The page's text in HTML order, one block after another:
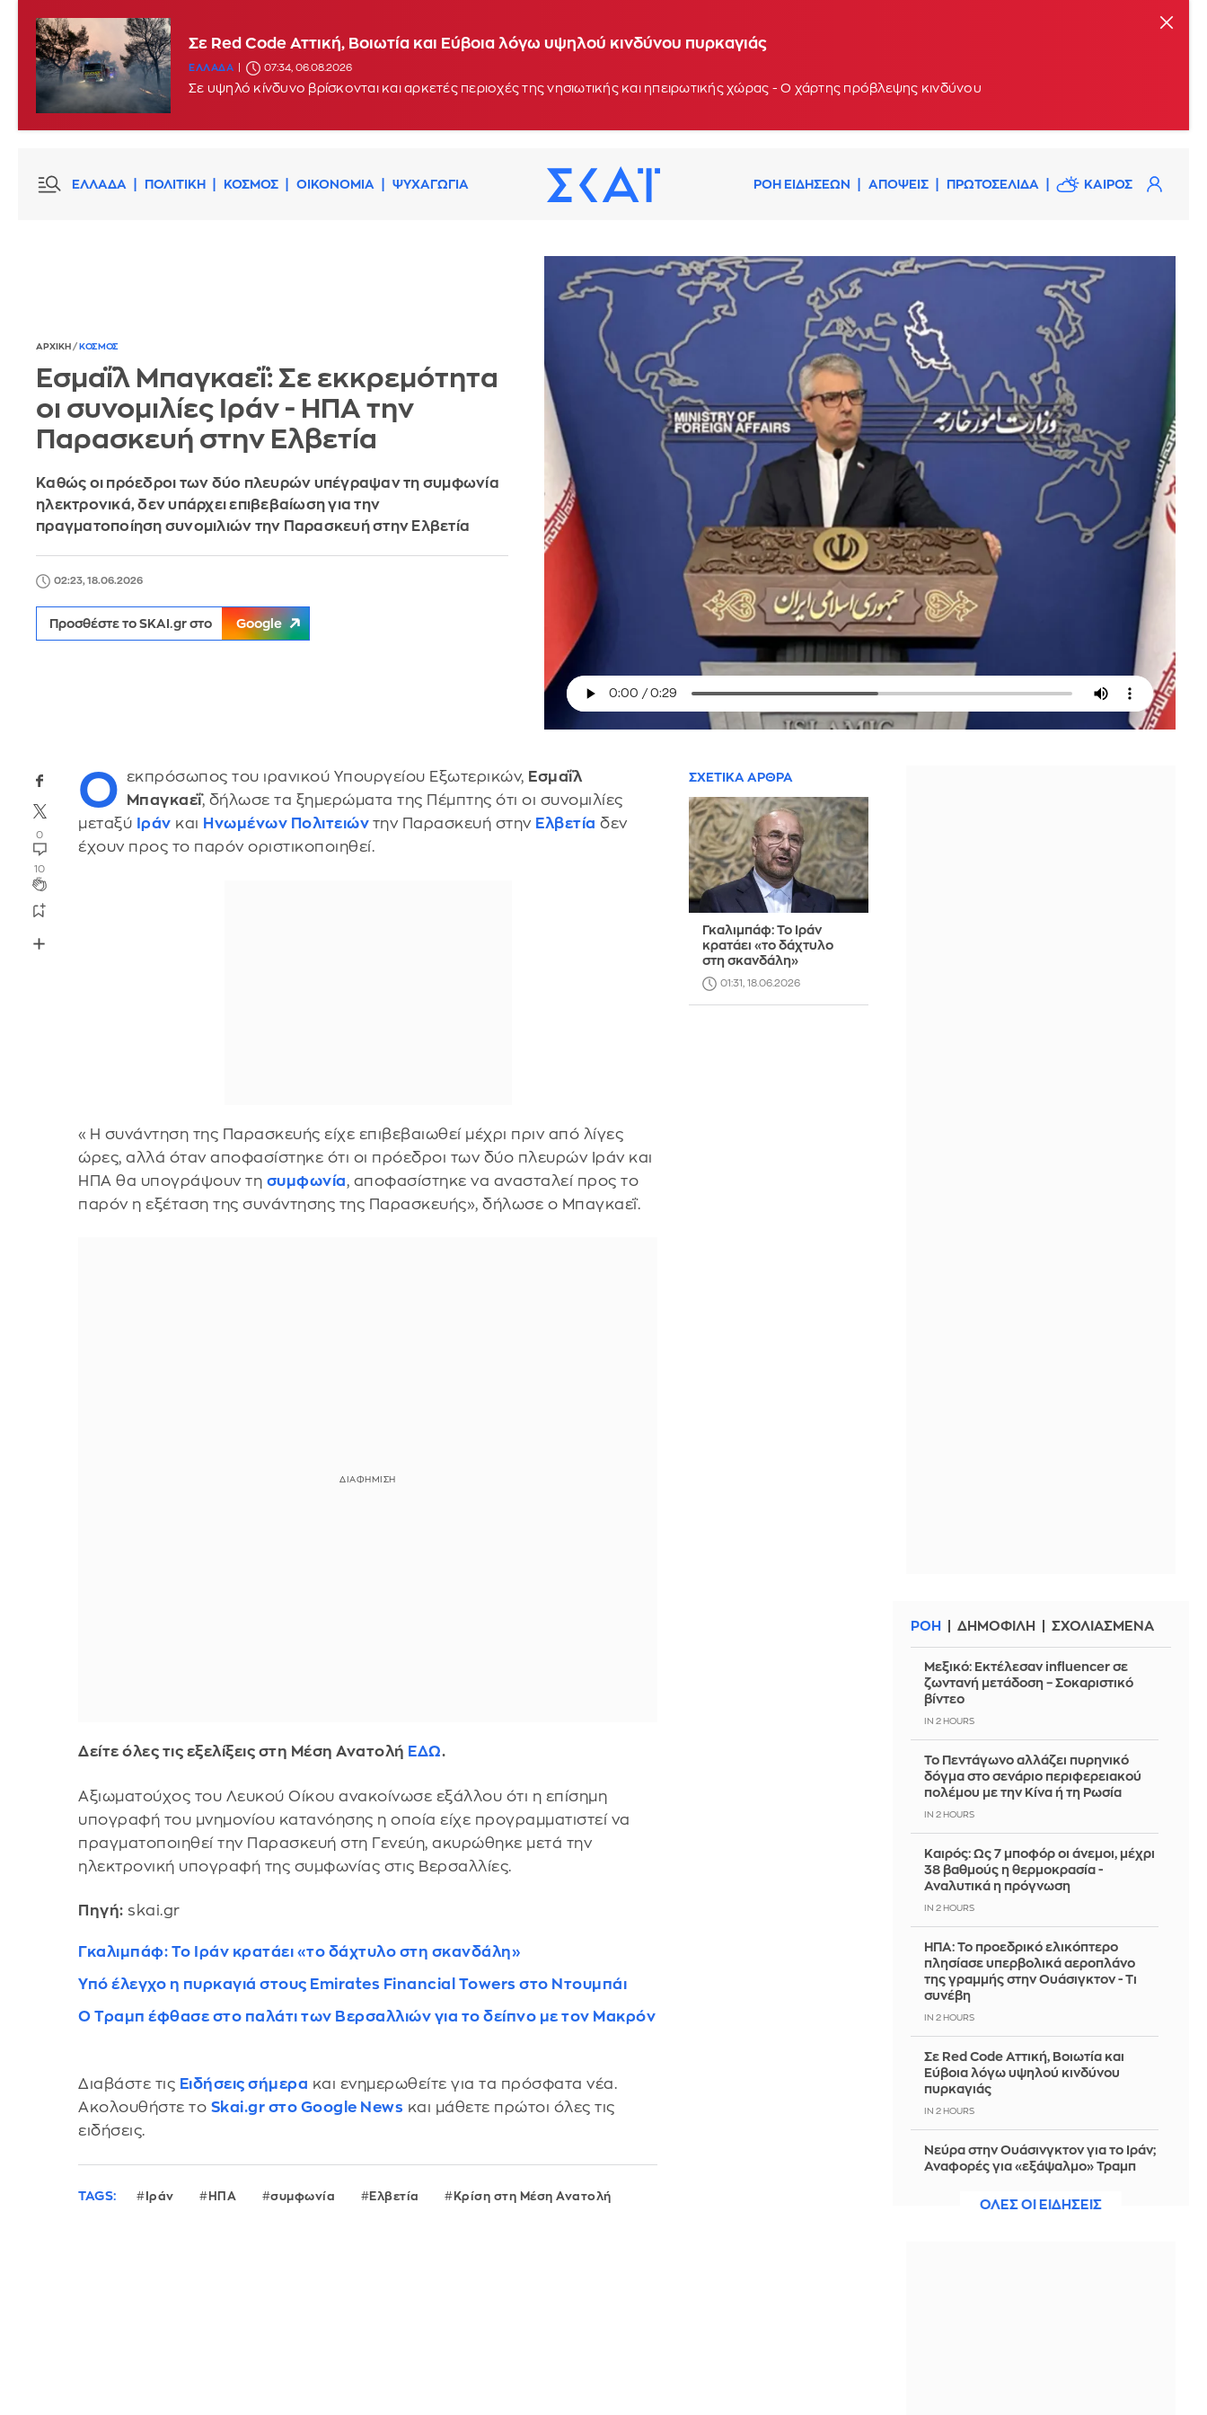
Σε Red Code Αττική, Βοιωτία και Εύβοια λόγω υψηλού κινδύνου πυρκαγιάς
ΕΛΛΑΔΑ 07:34, 06.08.2026
Σε υψηλό κίνδυνο βρίσκονται και αρκετές περιοχές της νησιωτικής και ηπειρωτικής χώρας - Ο χάρτης πρόβλεψης κινδύνου
ΕΛΛΑΔΑ ΠΟΛΙΤΙΚΗ ΚΟΣΜΟΣ ΟΙΚΟΝΟΜΙΑ ΨΥΧΑΓΩΓΙΑ ΡΟΗ ΕΙΔΗΣΕΩΝ ΑΠΟΨΕΙΣ ΠΡΩΤΟΣΕΛΙΔΑ ΚΑΙΡΟΣ
ΑΡΧΙΚΗ / ΚΟΣΜΟΣ
Εσμαΐλ Μπαγκαεΐ: Σε εκκρεμότητα
οι συνομιλίες Ιράν - ΗΠΑ την
Παρασκευή στην Ελβετία
Καθώς οι πρόεδροι των δύο πλευρών υπέγραψαν τη συμφωνία
ηλεκτρονικά, δεν υπάρχει επιβεβαίωση για την
πραγματοποίηση συνομιλιών την Παρασκευή στην Ελβετία
02:23, 18.06.2026
Προσθέστε το SKAI.gr στο Google
0
10
Ο εκπρόσωπος του ιρανικού Υπουργείου Εξωτερικών, Εσμαΐλ
Μπαγκαεΐ, δήλωσε τα ξημερώματα της Πέμπτης ότι οι συνομιλίες
μεταξύ Ιράν και Ηνωμένων Πολιτειών την Παρασκευή στην Ελβετία δεν
έχουν προς το παρόν οριστικοποιηθεί.
«Η συνάντηση της Παρασκευής είχε επιβεβαιωθεί μέχρι πριν από λίγες
ώρες, αλλά όταν αποφασίστηκε ότι οι πρόεδροι των δύο πλευρών Ιράν και
ΗΠΑ θα υπογράψουν τη συμφωνία, αποφασίστηκε να ανασταλεί προς το
παρόν η εξέταση της συνάντησης της Παρασκευής», δήλωσε ο Μπαγκαεΐ.
Δείτε όλες τις εξελίξεις στη Μέση Ανατολή ΕΔΩ.
Αξιωματούχος του Λευκού Οίκου ανακοίνωσε εξάλλου ότι η επίσημη
υπογραφή του μνημονίου κατανόησης η οποία είχε προγραμματιστεί να
πραγματοποιηθεί την Παρασκευή στη Γενεύη, ακυρώθηκε μετά την
ηλεκτρονική υπογραφή της συμφωνίας στις Βερσαλλίες.
Πηγή: skai.gr
Γκαλιμπάφ: Το Ιράν κρατάει «το δάχτυλο στη σκανδάλη»
Υπό έλεγχο η πυρκαγιά στους Emirates Financial Towers στο Ντουμπάι
Ο Τραμπ έφθασε στο παλάτι των Βερσαλλιών για το δείπνο με τον Μακρόν
Διαβάστε τις Ειδήσεις σήμερα και ενημερωθείτε για τα πρόσφατα νέα.
Ακολουθήστε το Skai.gr στο Google News και μάθετε πρώτοι όλες τις
ειδήσεις.
TAGS: Ιράν ΗΠΑ συμφωνία Ελβετία Κρίση στη Μέση Ανατολή
ΣΧΕΤΙΚΑ ΑΡΘΡΑ
Γκαλιμπάφ: Το Ιράν
κρατάει «το δάχτυλο
στη σκανδάλη»
01:31, 18.06.2026
ΡΟΗ ΔΗΜΟΦΙΛΗ ΣΧΟΛΙΑΣΜΕΝΑ
Μεξικό: Εκτέλεσαν influencer σε
ζωντανή μετάδοση – Σοκαριστικό
βίντεο
IN 2 HOURS
Το Πεντάγωνο αλλάζει πυρηνικό
δόγμα στο σενάριο περιφερειακού
πολέμου με την Κίνα ή τη Ρωσία
IN 2 HOURS
Καιρός: Ως 7 μποφόρ οι άνεμοι, μέχρι
38 βαθμούς η θερμοκρασία -
Αναλυτικά η πρόγνωση
IN 2 HOURS
ΗΠΑ: Το προεδρικό ελικόπτερο
πλησίασε υπερβολικά αεροπλάνο
της γραμμής στην Ουάσιγκτον - Τι
συνέβη
IN 2 HOURS
Σε Red Code Αττική, Βοιωτία και
Εύβοια λόγω υψηλού κινδύνου
πυρκαγιάς
IN 2 HOURS
Νεύρα στην Ουάσινγκτον για το Ιράν;
Αναφορές για «εξάψαλμο» Τραμπ
Νετανιάχου - Βανς
ΟΛΕΣ ΟΙ ΕΙΔΗΣΕΙΣ